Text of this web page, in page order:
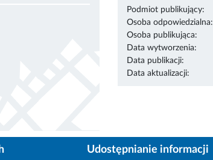
Podmiot publikujący:
Osoba odpowiedzialna:
Osoba publikująca:
Data wytworzenia:
Data publikacji:
Data aktualizacji:
Udostępnianie informacji